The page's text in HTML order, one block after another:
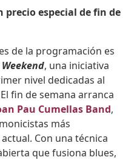
precio especial de fin de
de la programación es
, una iniciativa
nivel dedicadas al
fin de semana arranca
Pau Cumellas Band,
más
Con una técnica
que fusiona blues,